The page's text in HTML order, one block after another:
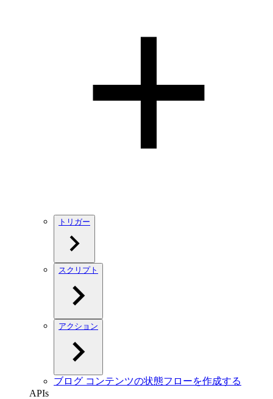
トリガー
スクリプト
アクション
ブログ コンテンツの状態フローを作成する
APIs